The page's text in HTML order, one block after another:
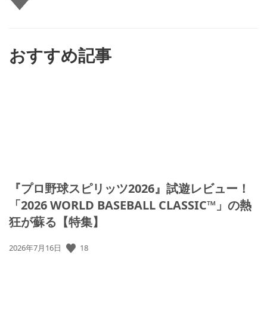
い
おすすめ記事
『プロ野球スピリッツ2026』試遊レビュー！
「2026 WORLD BASEBALL CLASSIC™」の熱
狂が蘇る【特集】
公
2026年7月16日 18